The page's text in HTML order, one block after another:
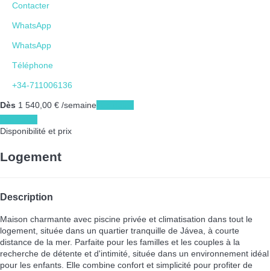
Contacter
WhatsApp
WhatsApp
Téléphone
+34-711006136
Dès 1 540,00 € /semaine
Disponibilité et prix
Logement
Description
Maison charmante avec piscine privée et climatisation dans tout le
logement, située dans un quartier tranquille de Jávea, à courte
distance de la mer. Parfaite pour les familles et les couples à la
recherche de détente et d'intimité, située dans un environnement idéal
pour les enfants. Elle combine confort et simplicité pour profiter de